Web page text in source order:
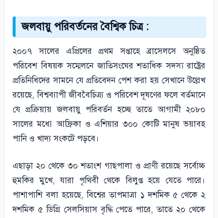
জলবায়ু পরিবর্তনের বৈশ্বিক চিত্র :
২০০৭ সালের এপ্রিলের প্রথম সপ্তাহে ব্রাসেলসে অনুষ্ঠিত
পরিবেশ বিষয়ক সম্মেলনে জাতিসংঘের শতাধিক সদস্য রাষ্ট্রের
প্রতিনিধিদের সামনে যে প্রতিবেদন পেশ করা হয় সেখানে উল্লেখ
রয়েছে, বিশ্বব্যাপী জীববৈচিত্র্য ও পরিবেশ দূষণের ফলে বর্তমানে
যে প্রক্রিয়ায় জলবায়ু পরিবর্তন হচ্ছে তাতে আগামী ২০৮০
সালের মধ্যে আফ্রিকা ও এশিয়ার ৩০০ কোটি মানুষ ভয়াবহ
পানি ও খাদ্য সংকটে পড়বে।
এছাড়া ২০ থেকে ৩০ শতাংশ গাছপালা ও প্রাণী রয়েছে সর্বোচ্চ
হুমকির মুখে, যারা পৃথিবী থেকে বিলুপ্ত হয়ে যেতে পারে।
পাশাপাশি বলা হয়েছে, বিশ্বের তাপমাত্রা ১ দশমিক ৫ থেকে ২
দশমিক ৫ ডিগ্রি সেলসিয়াস বৃদ্ধি পেতে পারে, তাতে ২০ থেকে